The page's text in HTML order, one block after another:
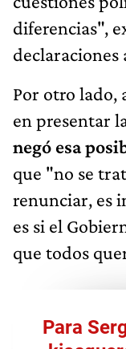
diferencias",
declaraciones
Por otro lado,
en presentar
negó esa
que "no se
renunciar, es
es si el
que todos
Para